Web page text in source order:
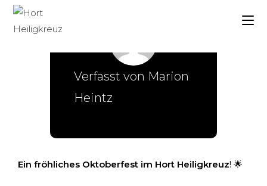
Verfasst von Marion
Heintz
Ein fröhliches Oktoberfest im Hort Heiligkreuz! 🌟